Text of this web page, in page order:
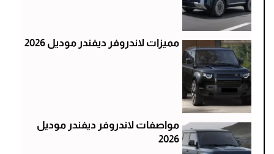
مميزات لاندروفر ديفندر موديل 2026
مواصفات لاندروفر ديفندر موديل
2026